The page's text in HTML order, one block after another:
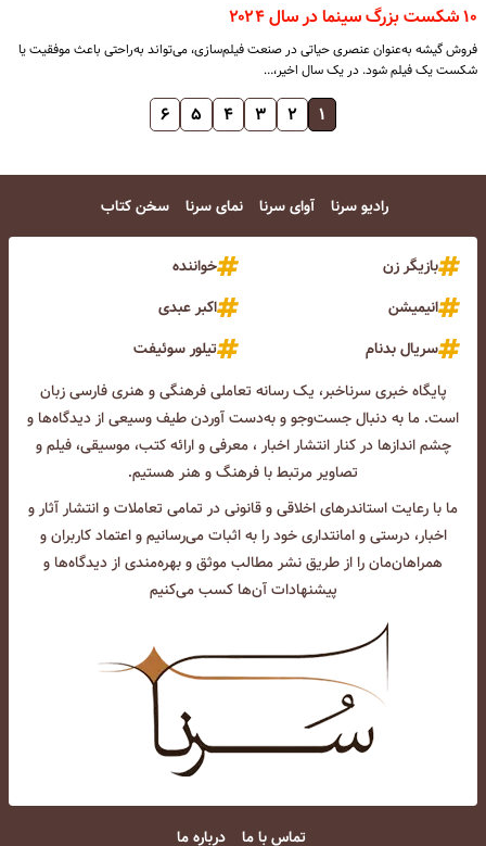
۱۰ شکست بزرگ سینما در سال ۲۰۲۴
فروش گیشه به‌عنوان عنصری حیاتی در صنعت فیلم‌سازی، می‌تواند به‌راحتی باعث موفقیت یا
شکست یک فیلم شود. در یک سال‌ اخیر،…
۱ ۲ ۳ ۴ ۵ ۶
رادیو سرنا آوای سرنا نمای سرنا سخن کتاب
بازیگر زن
خواننده
انیمیشن
اکبر عبدی
سریال بدنام
تیلور سوئیفت
پایگاه خبری سرناخبر، یک رسانه تعاملی فرهنگی و هنری فارسی زبان
است. ما به دنبال جست‌و‌جو و به‌دست آوردن طیف وسیعی از دیدگاه‌ها و
چشم انداز‌ها در کنار انتشار اخبار ، معرفی و ارائه کتب، موسیقی، فیلم و
تصاویر مرتبط با فرهنگ و هنر هستیم.
ما با رعایت استاندرهای اخلاقی و قانونی در تمامی تعاملات و انتشار آثار و
اخبار، درستی و امانتداری خود را به اثبات می‌رسانیم و اعتماد کاربران و
همراهان‌مان را از طریق نشر مطالب موثق و بهره‌مندی از دیدگاه‌ها و
پیشنهادات آن‌ها کسب می‌کنیم
تماس با ما درباره ما